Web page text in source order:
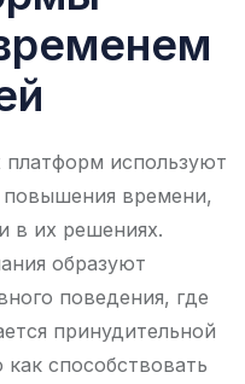
используют
повышения времени,
в их решениях.
образуют
поведения, где
принудительной
способствовать